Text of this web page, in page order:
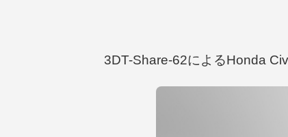
3DT-Share-62によるHonda